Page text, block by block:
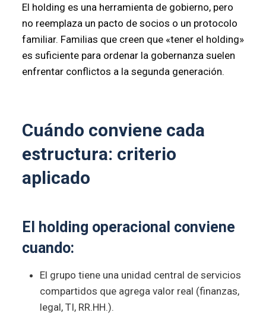
El holding es una herramienta de gobierno, pero
no reemplaza un pacto de socios o un protocolo
familiar. Familias que creen que «tener el holding»
es suficiente para ordenar la gobernanza suelen
enfrentar conflictos a la segunda generación.
Cuándo conviene cada
estructura: criterio
aplicado
El holding operacional conviene
cuando:
El grupo tiene una unidad central de servicios
compartidos que agrega valor real (finanzas,
legal, TI, RR.HH.).